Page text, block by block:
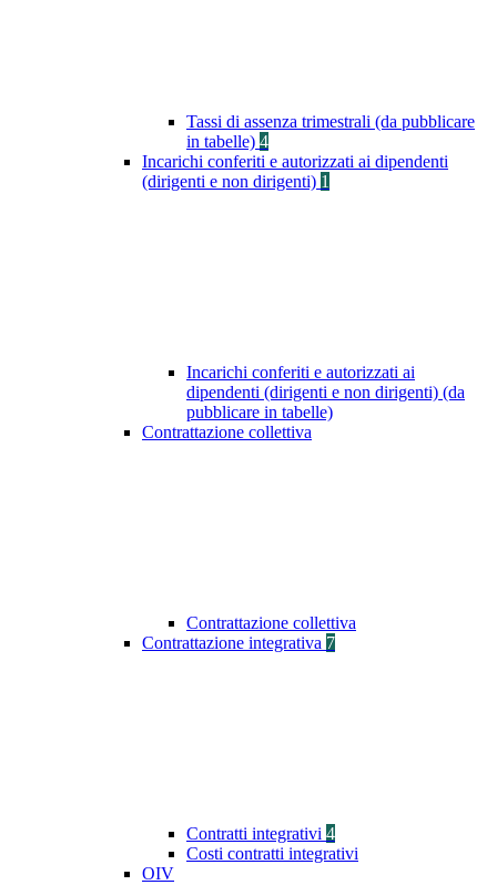
Tassi di assenza trimestrali (da pubblicare
in tabelle) 4
Incarichi conferiti e autorizzati ai dipendenti
(dirigenti e non dirigenti) 1
Incarichi conferiti e autorizzati ai
dipendenti (dirigenti e non dirigenti) (da
pubblicare in tabelle)
Contrattazione collettiva
Contrattazione collettiva
Contrattazione integrativa 7
Contratti integrativi 4
Costi contratti integrativi
OIV